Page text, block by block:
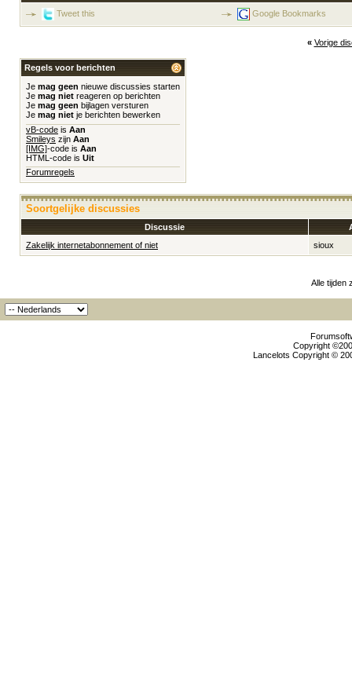
Tweet this
Google Bookmarks
« Vorige
Regels voor berichten
Je mag geen nieuwe discussies starten
Je mag niet reageren op berichten
Je mag geen bijlagen versturen
Je mag niet je berichten bewerken
vB-code is Aan
Smileys zijn Aan
[IMG]-code is Aan
HTML-code is Uit
Forumregels
Soortgelijke discussies
Discussie
Zakelijk internetabonnement of niet
sioux
Alle tijden
Copyright
Lancelots Copyright ©